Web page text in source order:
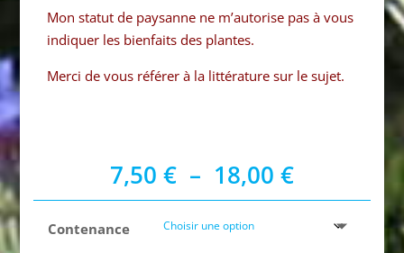
Mon statut de paysanne ne m’autorise pas à vous
indiquer les bienfaits des plantes.
Merci de vous référer à la littérature sur le sujet.
7,50 € – 18,00 €Plage
de
prix :
Contenance